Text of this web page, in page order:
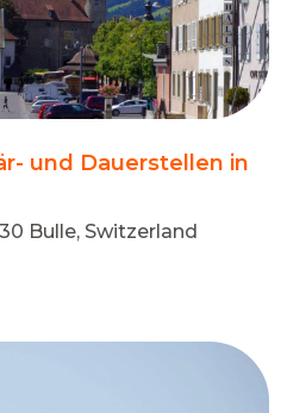
und Dauerstellen in
Bulle, Switzerland